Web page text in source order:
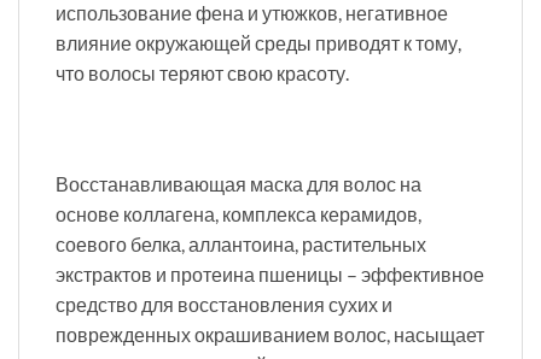
использование фена и утюжков, негативное
влияние окружающей среды приводят к тому,
что волосы теряют свою красоту.
Восстанавливающая маска для волос на
основе коллагена, комплекса керамидов,
соевого белка, аллантоина, растительных
экстрактов и протеина пшеницы – эффективное
средство для восстановления сухих и
поврежденных окрашиванием волос, насыщает